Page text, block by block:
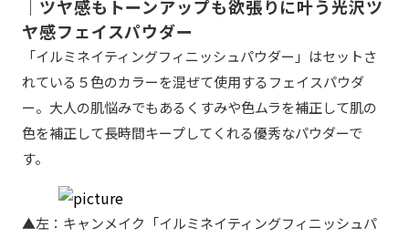
｜ツヤ感もトーンアップも欲張りに叶う光沢ツ
ヤ感フェイスパウダー
「イルミネイティングフィニッシュパウダー」はセットさ
れている５色のカラーを混ぜて使用するフェイスパウダ
ー。大人の肌悩みでもあるくすみや色ムラを補正して肌の
色を補正して長時間キープしてくれる優秀なパウダーで
す。
▲左：キャンメイク「イルミネイティングフィニッシュパ